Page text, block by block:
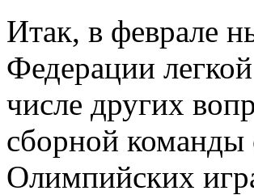
Итак, в феврале
Федерации
числе других
сборной
Олимпийских